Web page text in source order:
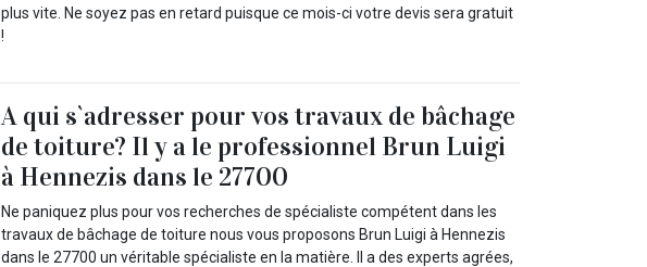
plus vite. Ne soyez pas en retard puisque ce mois-ci votre devis sera gratuit
!
A qui s`adresser pour vos travaux de bâchage
de toiture? Il y a le professionnel Brun Luigi
à Hennezis dans le 27700
Ne paniquez plus pour vos recherches de spécialiste compétent dans les
travaux de bâchage de toiture nous vous proposons Brun Luigi à Hennezis
dans le 27700 un véritable spécialiste en la matière. Il a des experts agrées,